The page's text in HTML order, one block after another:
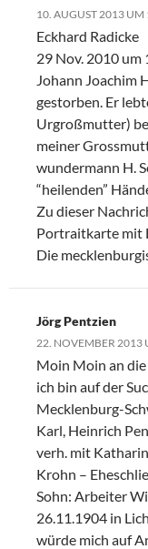
10. AUGUST 2013 UM
Eckhard Radicke
29 Nov. 2010 um
Johann Joachim
gestorben. Er
Urgroßmutter)
meiner
wundermann H.
“heilenden”
Zu dieser
Portraitkarte mit
Die
Jörg Pentzien
22. NOVEMBER 2013
Moin Moin an
ich bin auf der
Mecklenburg-
Karl, Heinrich
verh. mit
Krohn –
Sohn: Arbeiter
26.11.1904 in
würde mich auf